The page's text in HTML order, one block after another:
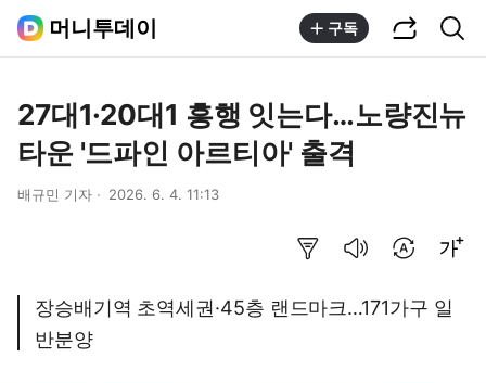
머니투데이 구독
27대1·20대1 흥행 잇는다…노량진뉴
타운 '드파인 아르티아' 출격
배규민 기자 2026. 6. 4. 11:13
장승배기역 초역세권·45층 랜드마크…171가구 일
반분양